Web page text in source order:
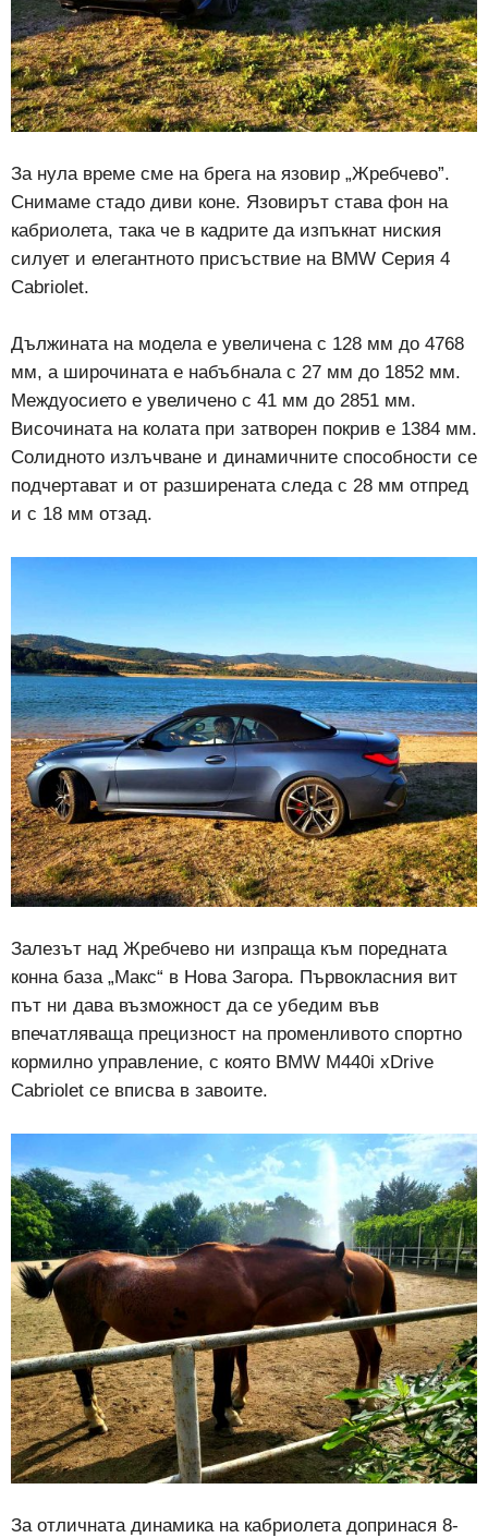
За нула време сме на брега на язовир „Жребчево”.
Снимаме стадо диви коне. Язовирът става фон на
кабриолета, така че в кадрите да изпъкнат ниския
силует и елегантното присъствие на BMW Серия 4
Cabriolet.
Дължината на модела е увеличена с 128 мм до 4768
мм, а широчината е набъбнала с 27 мм до 1852 мм.
Междуосието е увеличено с 41 мм до 2851 мм.
Височината на колата при затворен покрив е 1384 мм.
Солидното излъчване и динамичните способности се
подчертават и от разширената следа с 28 мм отпред
и с 18 мм отзад.
Залезът над Жребчево ни изпраща към поредната
конна база „Макс“ в Нова Загора. Първокласния вит
път ни дава възможност да се убедим във
впечатляваща прецизност на променливото спортно
кормилно управление, с която BMW M440i xDrive
Cabriolet се вписва в завоите.
За отличната динамика на кабриолета допринася 8-